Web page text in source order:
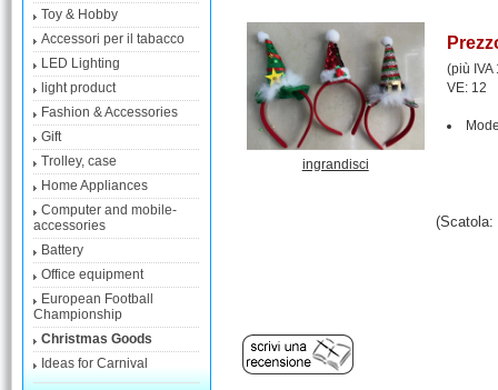
Toy & Hobby
Accessori per il tabacco
LED Lighting
light product
Fashion & Accessories
Gift
Trolley, case
Home Appliances
Computer and mobile-
accessories
Battery
Office equipment
European Football
Championship
Christmas Goods
Ideas for Carnival
ingrandisci
(più IVA
VE: 12
(Scatola: